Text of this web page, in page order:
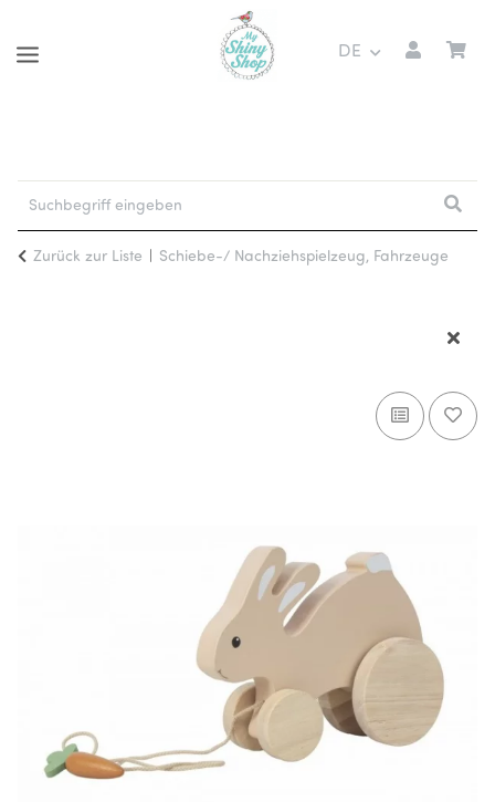
DE
Zurück zur Liste Schiebe-/ Nachziehspielzeug, Fahrzeuge